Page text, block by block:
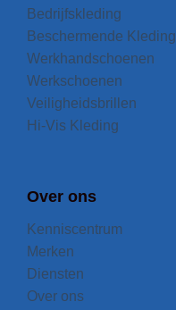
Bedrijfskleding
Beschermende Kleding
Werkhandschoenen
Werkschoenen
Veiligheidsbrillen
Hi-Vis Kleding
Over ons
Kenniscentrum
Merken
Diensten
Over ons